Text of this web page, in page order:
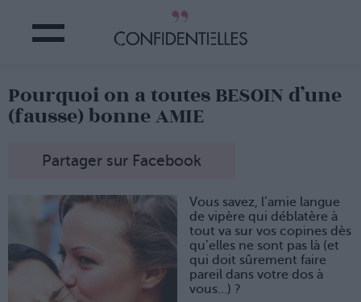
Pourquoi on a toutes BESOIN d’une
(fausse) bonne AMIE
Partager sur Facebook
Vous savez, l’amie langue
de vipère qui déblatère à
tout va sur vos copines dès
qu’elles ne sont pas là (et
qui doit sûrement faire
pareil dans votre dos à
vous…) ?